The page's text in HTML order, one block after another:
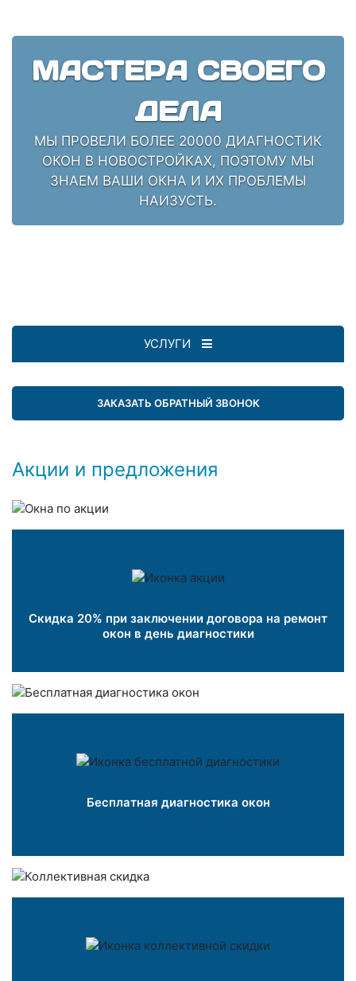
МАСТЕРА СВОЕГО
ДЕЛА
МЫ ПРОВЕЛИ БОЛЕЕ 20000 ДИАГНОСТИК
ОКОН В НОВОСТРОЙКАХ, ПОЭТОМУ МЫ
ЗНАЕМ ВАШИ ОКНА И ИХ ПРОБЛЕМЫ
НАИЗУСТЬ.
УСЛУГИ
ЗАКАЗАТЬ ОБРАТНЫЙ ЗВОНОК
Акции и предложения
Скидка 20% при заключении договора на ремонт
окон в день диагностики
Бесплатная диагностика окон